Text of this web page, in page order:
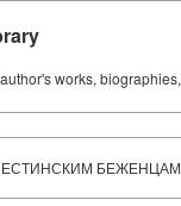
works,
БЕЖЕНЦАМ